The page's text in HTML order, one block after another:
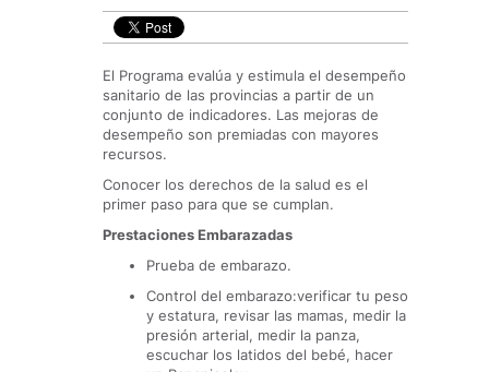
El Programa evalúa y estimula el desempeño
sanitario de las provincias a partir de un
conjunto de indicadores. Las mejoras de
desempeño son premiadas con mayores
recursos.
Conocer los derechos de la salud es el
primer paso para que se cumplan.
Prestaciones Embarazadas
Prueba de embarazo.
Control del embarazo:verificar tu peso
y estatura, revisar las mamas, medir la
presión arterial, medir la panza,
escuchar los latidos del bebé, hacer